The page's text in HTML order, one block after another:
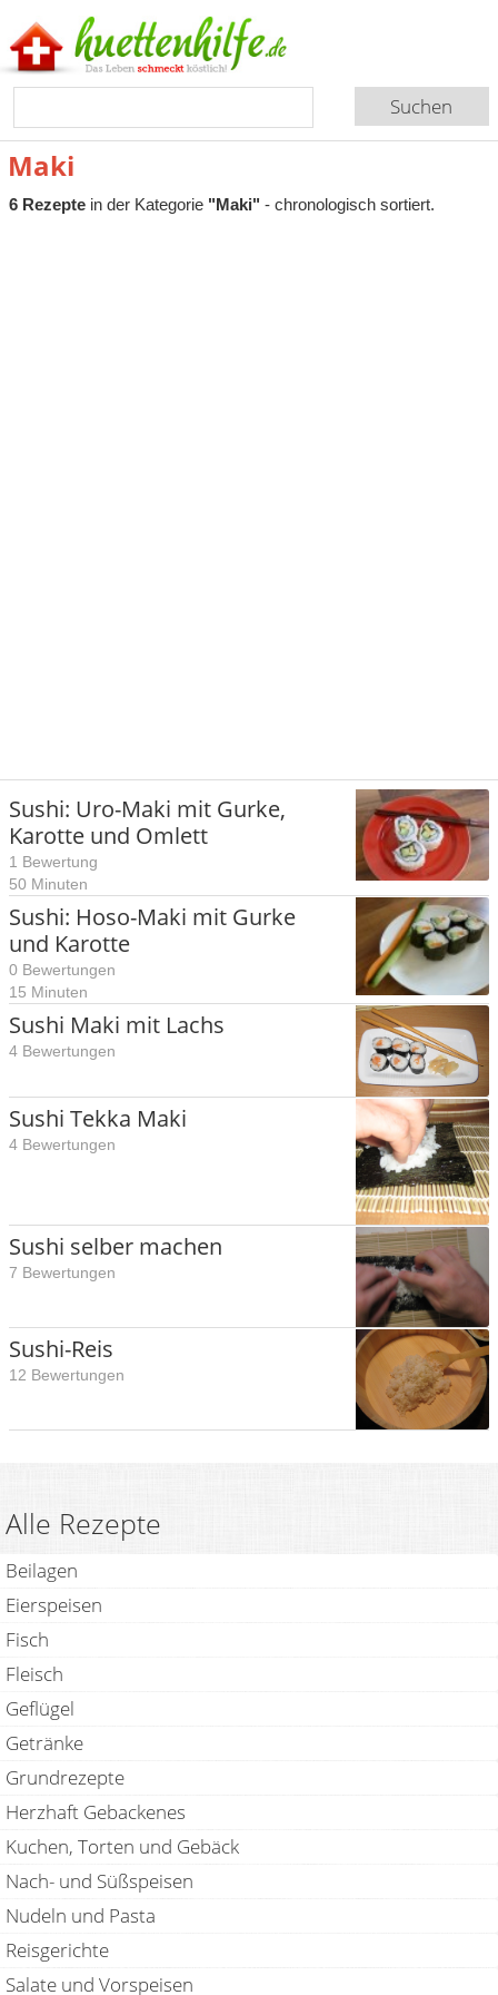
Maki
6 Rezeptein der Kategorie "Maki" - chronologisch sortiert.
Sushi: Uro-Maki mit Gurke,
Karotte und Omlett
1 Bewertung
50 Minuten
Sushi: Hoso-Maki mit Gurke
und Karotte
0 Bewertungen
15 Minuten
Sushi Maki mit Lachs
4 Bewertungen
Sushi Tekka Maki
4 Bewertungen
Sushi selber machen
7 Bewertungen
Sushi-Reis
12 Bewertungen
Alle Rezepte
Beilagen
Eierspeisen
Fisch
Fleisch
Geflügel
Getränke
Grundrezepte
Herzhaft Gebackenes
Kuchen, Torten und Gebäck
Nach- und Süßspeisen
Nudeln und Pasta
Reisgerichte
Salate und Vorspeisen